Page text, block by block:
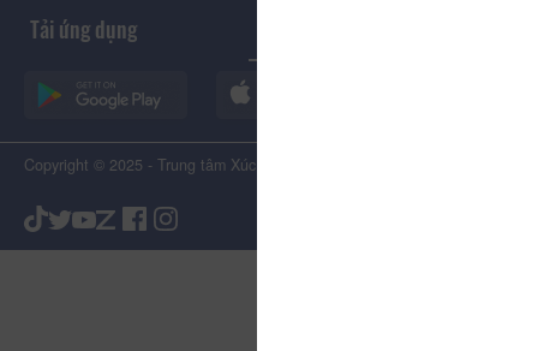
Tải ứng dụng
Copyright © 2025 - Trung tâm Xúc tiến Du lịch Tỉnh Lâm Đồng